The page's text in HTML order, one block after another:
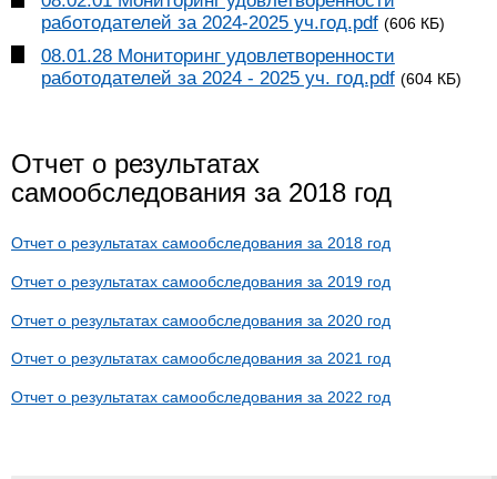
работодателей за 2024-2025 уч.год.pdf (606 КБ)
08.01.28 Мониторинг удовлетворенности
работодателей за 2024 - 2025 уч. год.pdf (604 КБ)
Отчет о результатах
самообследования за 2018 год
Отчет о результатах самообследования за 2018 год
Отчет о результатах самообследования за 2019 год
Отчет о результатах самообследования за 2020 год
Отчет о результатах самообследования за 2021 год
Отчет о результатах самообследования за 2022 год